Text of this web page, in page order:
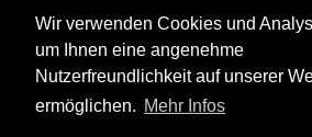
Wir verwenden Cookies und
um Ihnen eine angenehme
Nutzerfreundlichkeit auf unserer
ermöglichen. Mehr Infos
heer musik ag
Lättenstrasse 35
8952 Schlieren
info@heermusic.com